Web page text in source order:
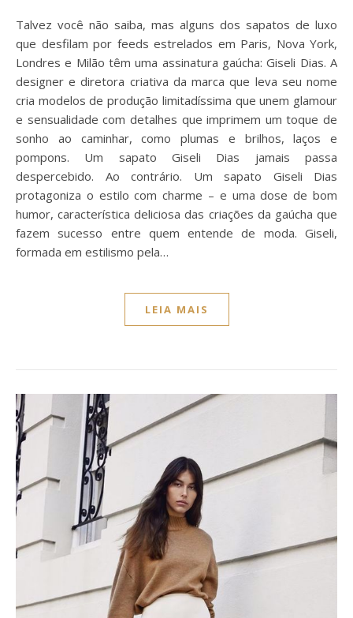
Talvez você não saiba, mas alguns dos sapatos de luxo
que desfilam por feeds estrelados em Paris, Nova York,
Londres e Milão têm uma assinatura gaúcha: Giseli Dias. A
designer e diretora criativa da marca que leva seu nome
cria modelos de produção limitadíssima que unem glamour
e sensualidade com detalhes que imprimem um toque de
sonho ao caminhar, como plumas e brilhos, laços e
pompons. Um sapato Giseli Dias jamais passa
despercebido. Ao contrário. Um sapato Giseli Dias
protagoniza o estilo com charme – e uma dose de bom
humor, característica deliciosa das criações da gaúcha que
fazem sucesso entre quem entende de moda. Giseli,
formada em estilismo pela…
LEIA MAIS